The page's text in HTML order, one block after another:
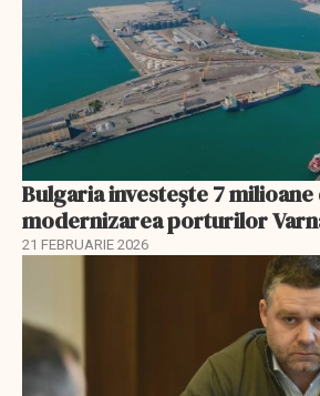
Bulgaria investește 7
modernizarea porturilor
21 FEBRUARIE 2026